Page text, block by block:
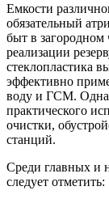
Емкости
обязательный
быт в загородном
реализации
стеклопластика
эффективно
воду и ГСМ.
практического
очистки,
станций.
Среди главных и
следует отметить: